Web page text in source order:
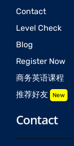
Contact
Level Check
Blog
Register Now
商务英语课程
推荐好友 New
Contact